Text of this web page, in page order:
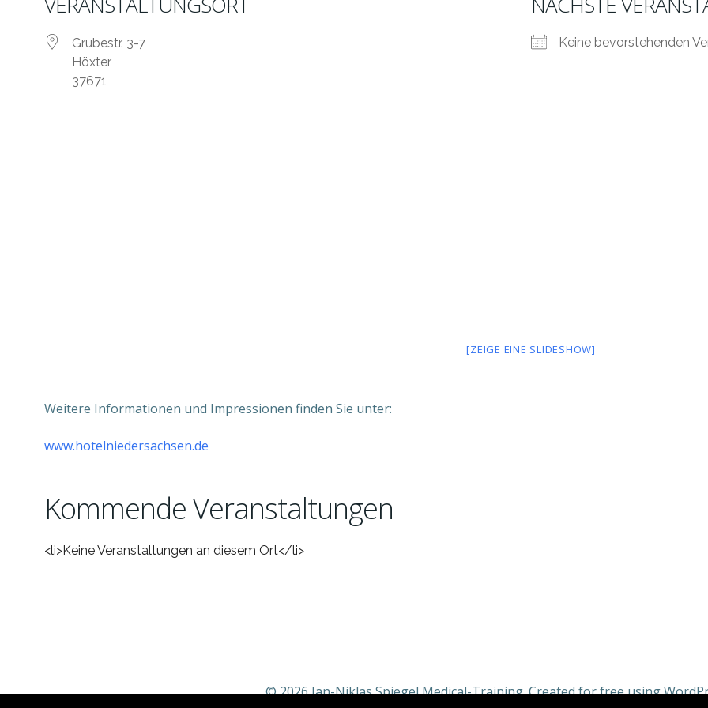
Grubestr. 3-7
Höxter
37671
Keine bevorstehenden
[ZEIGE EINE SLIDESHOW]
Weitere Informationen und Impressionen finden Sie unter:
www.hotelniedersachsen.de
Kommende Veranstaltungen
<li>Keine Veranstaltungen an diesem Ort</li>
© 2026 Jan-Niklas Spiegel Medical-Training. Created for free using